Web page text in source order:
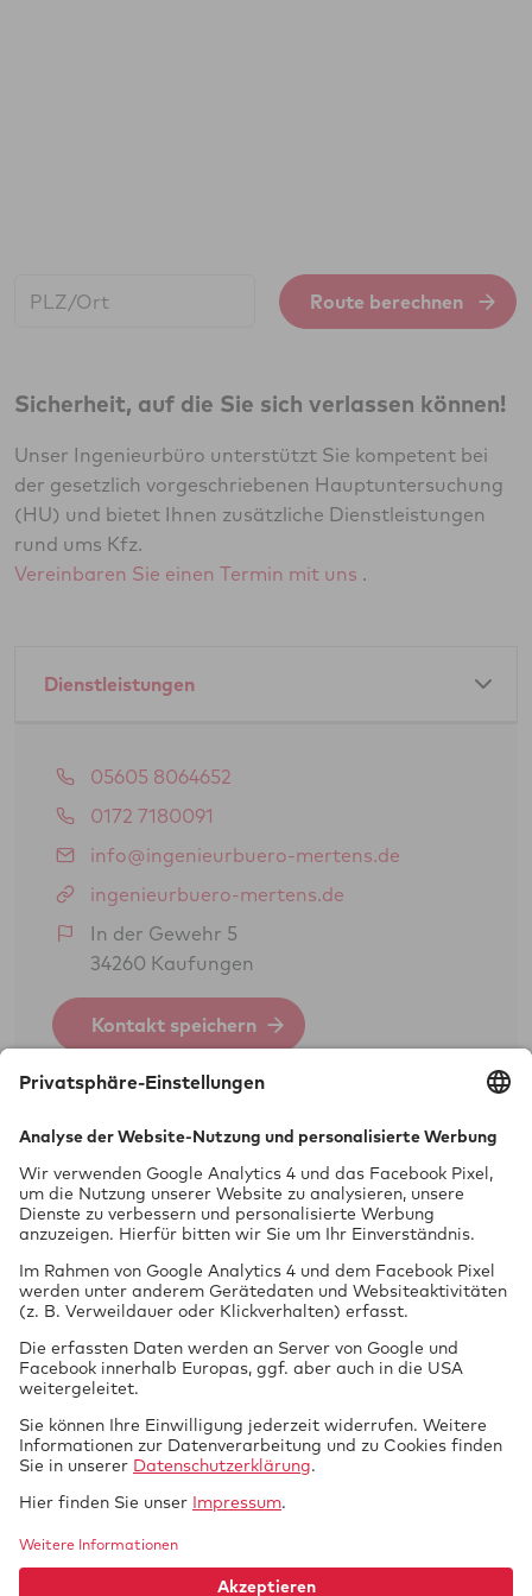
Route berechnen
Sicherheit, auf die Sie sich verlassen können!
Unser Ingenieurbüro unterstützt Sie kompetent bei
der gesetzlich vorgeschriebenen Hauptuntersuchung
(HU) und bietet Ihnen zusätzliche Dienstleistungen
rund ums Kfz.
Vereinbaren Sie einen Termin mit uns .
Dienstleistungen
Amtliche Dienstleistungen als GTÜ-Partner:
Hauptuntersuchung Pkw
Abgasuntersuchung
Änderungsabnahme gem. § 19 (3) StVZO
Oldtimerbegutachtung gem. § 23 StVZO
(H-Kennzeichen)
Feinstaubplaketten (Schadstoffplaketten)
Sicherheitsprüfung (SP)
BOKraft-Prüfung (Personenbeförderung)
Dienstleistungen als Unterschriftsberechtigte
des Technischen Dienstes der GTÜ:
Einzelbegutachtung Neufahrzeug (Art. 45/
§ 13 EG-FGV)
Nichtamtliche Dienstleistungen als Kfz-
Sachverständigenbüro:
Unfallschadengutachten
05605 8064652
0172 7180091
info@ingenieurbuero-mertens.de
ingenieurbuero-mertens.de
In der Gewehr 5
34260 Kaufungen
Kontakt speichern
Oldtimer-
Experte
Öffnungszeiten
Nach Voranmeldung keine Wartezeit.
Tech­nik braucht
Si­cher­heit.
Datenschutz